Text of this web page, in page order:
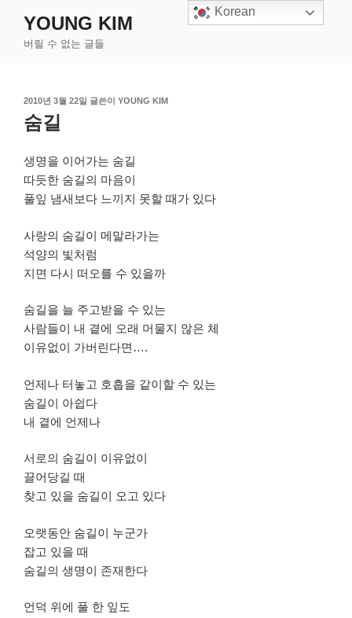
YOUNG KIM
버릴 수 없는 글들
작
일
2010년 3월 22일 글쓴이 YOUNG KIM
숨길
생명을 이어가는 숨길
따듯한 숨길의 마음이
풀잎 냄새보다 느끼지 못할 때가 있다
사랑의 숨길이 메말라가는
석양의 빛처럼
지면 다시 떠오를 수 있을까
숨길을 늘 주고받을 수 있는
사람들이 내 곁에 오래 머물지 않은 체
이유없이 가버린다면….
언제나 터놓고 호흡을 같이할 수 있는
숨길이 아쉽다
내 곁에 언제나
서로의 숨길이 이유없이
끌어당길 때
찾고 있을 숨길이 오고 있다
오랫동안 숨길이 누군가
잡고 있을 때
숨길의 생명이 존재한다
언덕 위에 풀 한 잎도
Korean